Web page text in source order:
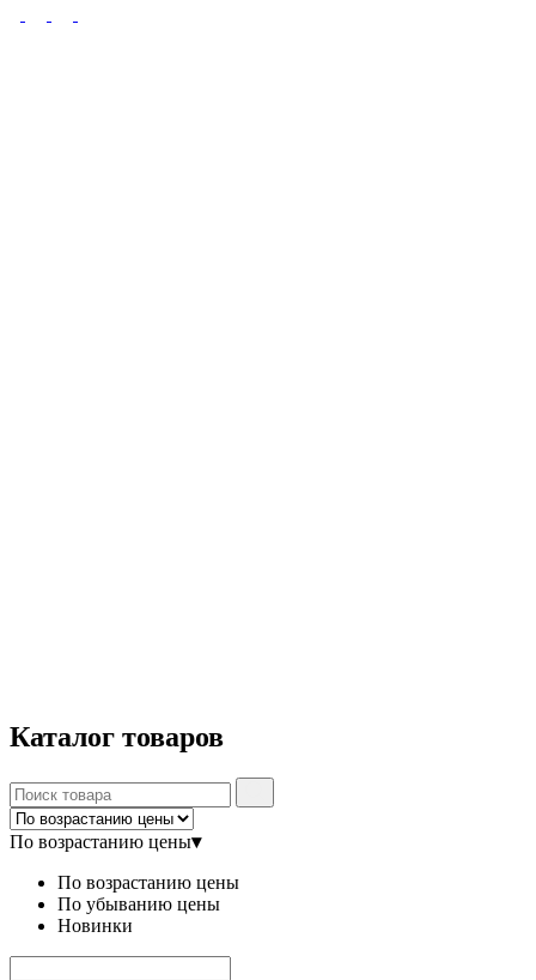
Каталог товаров
По возрастанию цены▾
По возрастанию цены
По убыванию цены
Новинки